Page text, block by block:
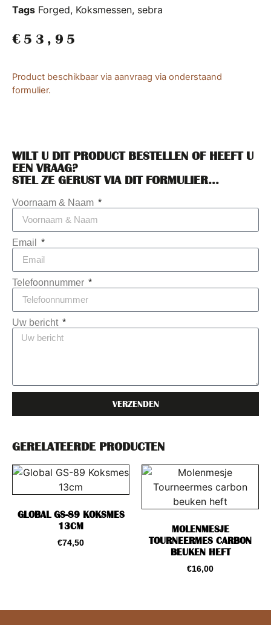
Tags Forged, Koksmessen, sebra
€ 53,95
Product beschikbaar via aanvraag via onderstaand
formulier.
GERELATEERDE PRODUCTEN
GLOBAL GS-89 KOKSMES
13CM
€74,50
MOLENMESJE
TOURNEERMES CARBON
BEUKEN HEFT
€16,00
WILT U DIT PRODUCT BESTELLEN OF HEEFT U
EEN VRAAG?
STEL ZE GERUST VIA DIT FORMULIER...
Voornaam & Naam
Email
Telefoonnummer
Uw bericht
VERZENDEN